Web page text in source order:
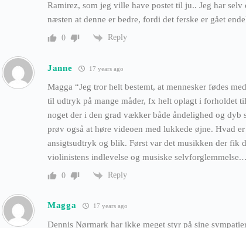
Ramirez, som jeg ville have postet til ju.. Jeg har
næsten at denne er bedre, fordi det ferske er gået
0 Reply
Janne 17 years ago
Magga “Jeg tror helt bestemt, at mennesker fødes
til udtryk på mange måder, fx helt oplagt i forholdet
noget der i den grad vækker både åndelighed og
prøv også at høre videoen med lukkede øjne. Hvad
ansigtsudtryk og blik. Først var det musikken der fik
violinistens indlevelse og musiske selvforglemmelse.
0 Reply
Magga 17 years ago
Dennis Nørmark har ikke meget styr på sine